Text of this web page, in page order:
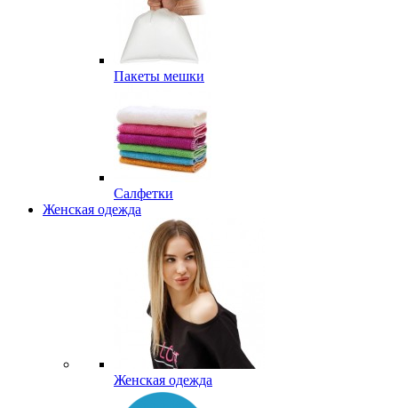
Пакеты мешки
Салфетки
Женская одежда
Женская одежда